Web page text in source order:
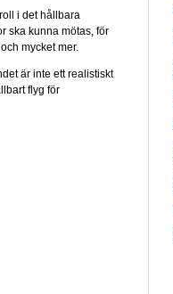
i det hållbara
ska kunna mötas, för
mycket mer.
är inte ett realistiskt
flyg för